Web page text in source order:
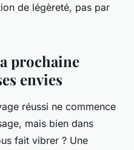
de légèreté, pas par
prochaine
envies
réussi ne commence
mais bien dans
fait vibrer ? Une